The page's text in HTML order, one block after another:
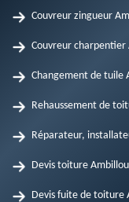
Couvreur zingueur
Couvreur charpentier
Changement de tuile
Rehaussement de
Réparateur,
Devis toiture
Devis fuite de toiture